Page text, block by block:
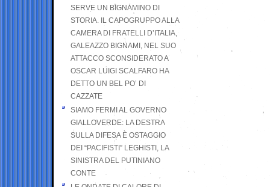
SERVE UN BIGNAMINO DI
STORIA. IL CAPOGRUPPO ALLA
CAMERA DI FRATELLI D’ITALIA,
GALEAZZO BIGNAMI, NEL SUO
ATTACCO SCONSIDERATO A
OSCAR LUIGI SCALFARO HA
DETTO UN BEL PO’ DI
CAZZATE
SIAMO FERMI AL GOVERNO
GIALLOVERDE: LA DESTRA
SULLA DIFESA È OSTAGGIO
DEI “PACIFISTI” LEGHISTI, LA
SINISTRA DEL PUTINIANO
CONTE